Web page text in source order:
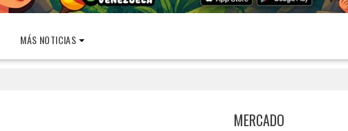
MÁS NOTICIAS
MERCADO